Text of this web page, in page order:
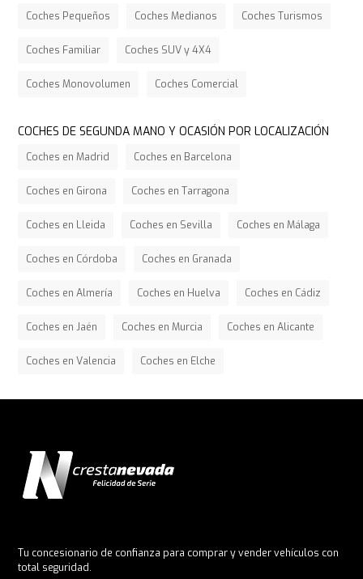
Coches Pequeños Coches Medianos Coches Turismos
Coches Familiar Coches SUV y 4X4
Coches Monovolumen Coches Comercial
COCHES DE SEGUNDA MANO Y OCASIÓN POR LOCALIZACIÓN
Coches en Madrid Coches en Barcelona
Coches en Girona Coches en Tarragona
Coches en Lleida Coches en Sevilla Coches en Málaga
Coches en Córdoba Coches en Granada
Coches en Almería Coches en Huelva Coches en Cádiz
Coches en Jaén Coches en Murcia Coches en Alicante
Coches en Valencia Coches en Elche
Tu concesionario de confianza para comprar y vender vehículos con
total seguridad.